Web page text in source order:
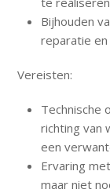
Bijhouden
reparatie
Vereisten:
Technische
richting van
een
Ervaring
maar niet